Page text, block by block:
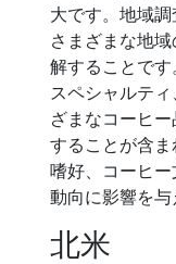
大です。地域
さまざまな地
解することです
スペシャルテ
ざまなコーヒ
することが含
嗜好、コーヒ
動向に影響を与
北米